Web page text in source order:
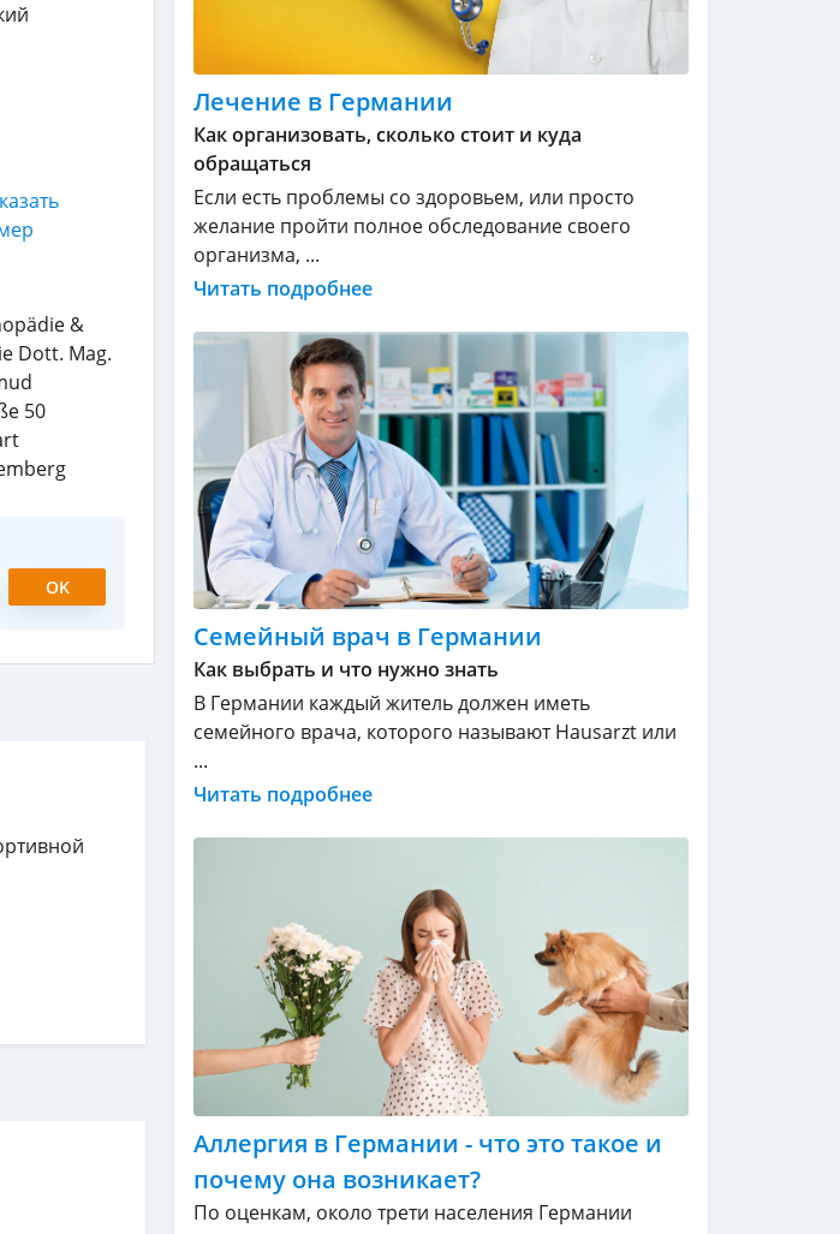
&
Dott. Mag.
50
OK
Лечение в Германии
Как организовать, сколько стоит и куда
обращаться
Если есть проблемы со здоровьем, или просто
желание пройти полное обследование своего
организма, ...
Читать подробнее
Семейный врач в Германии
Как выбрать и что нужно знать
В Германии каждый житель должен иметь
семейного врача, которого называют Hausarzt или
...
Читать подробнее
Аллергия в Германии - что это такое и
почему она возникает?
По оценкам, около трети населения Германии